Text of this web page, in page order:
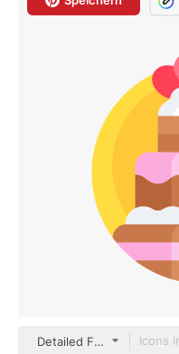
Detailed Flat Circular Flat